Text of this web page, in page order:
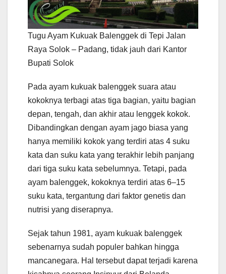
Tugu Ayam Kukuak Balenggek di Tepi Jalan
Raya Solok – Padang, tidak jauh dari Kantor
Bupati Solok
Pada ayam kukuak balenggek suara atau
kokoknya terbagi atas tiga bagian, yaitu bagian
depan, tengah, dan akhir atau lenggek kokok.
Dibandingkan dengan ayam jago biasa yang
hanya memiliki kokok yang terdiri atas 4 suku
kata dan suku kata yang terakhir lebih panjang
dari tiga suku kata sebelumnya. Tetapi, pada
ayam balenggek, kokoknya terdiri atas 6–15
suku kata, tergantung dari faktor genetis dan
nutrisi yang diserapnya.
Sejak tahun 1981, ayam kukuak balenggek
sebenarnya sudah populer bahkan hingga
mancanegara. Hal tersebut dapat terjadi karena